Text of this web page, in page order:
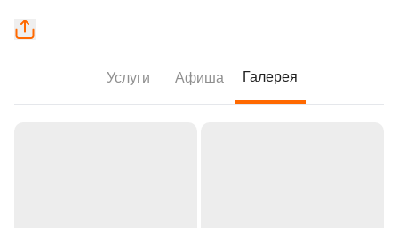
Услуги Афиша Галерея